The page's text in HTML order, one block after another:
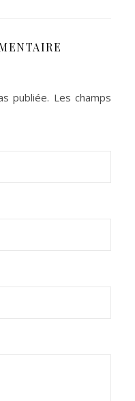
publiée. Les champs